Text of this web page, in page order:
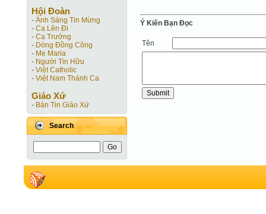
Hội Ðoàn
- Ánh Sáng Tin Mừng
- Ca Lên Đi
- Ca Trưởng
- Dòng Đồng Công
- Mẹ Maria
- Người Tin Hữu
- Việt Catholic
- Việt Nam Thánh Ca
Giáo Xứ
- Bản Tin Giáo Xứ
Search
Ý Kiến Bạn Ðọc
Tên